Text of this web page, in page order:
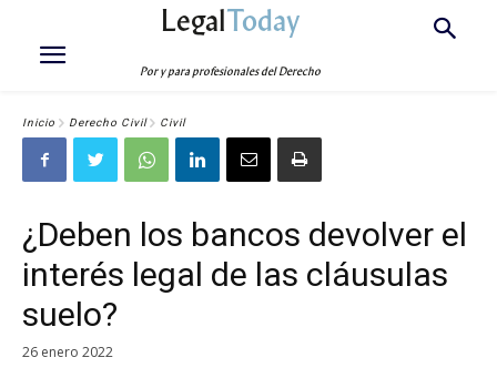
LegalToday
Por y para profesionales del Derecho
Inicio Derecho Civil Civil
¿Deben los bancos devolver el
interés legal de las cláusulas
suelo?
26 enero 2022